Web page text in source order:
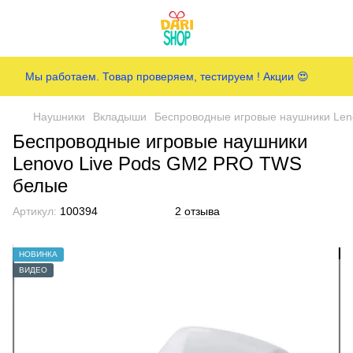
Мы работаем. Товар проверяем, тестируем ! Акции 😍
Наушники Вкладыши Беспроводные игровые наушники
Беспроводные игровые наушники
Lenovo Live Pods GM2 PRO TWS
белые
Артикул: 100394 2 отзыва
НОВИНКА
ВИДЕО